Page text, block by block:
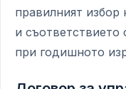
правилният избор
и съответствието
при годишното